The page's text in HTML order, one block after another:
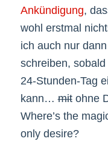
Ankündigung,
wohl erstmal
ich auch nur
schreiben,
24-Stunden-Tag
kann…mitohne
Where’s the
only desire?